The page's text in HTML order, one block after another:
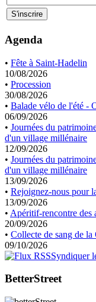
Agenda
• Fête à Saint-Hadelin
10/08/2026
• Procession
30/08/2026
• Balade vélo de l'été -
06/09/2026
• Journées du
d'un village millénaire
12/09/2026
• Journées du
d'un village millénaire
13/09/2026
• Rejoignez-nous pour
13/09/2026
• Apéritif-rencontre des
20/09/2026
• Collecte de sang de
09/10/2026
Syndiquer
BetterStreet